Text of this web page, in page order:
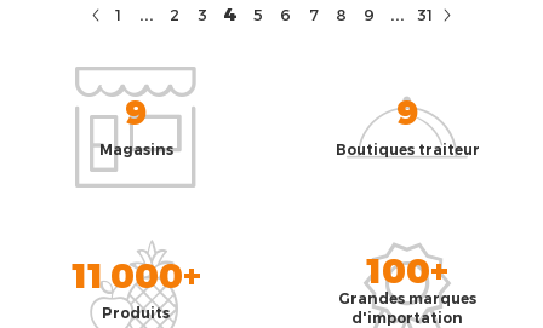
1 ... 2 3 4 5 6 7 8 9 ... 31
9
Magasins
9
Boutiques traiteur
11 000+
Produits
100+
Grandes marques
d'importation